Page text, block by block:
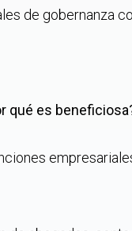
de gobernanza
qué es